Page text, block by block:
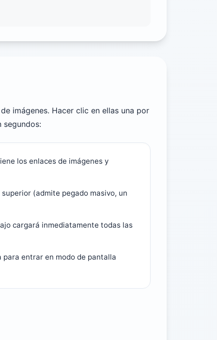
imágenes. Hacer clic en ellas una por
segundos:
los enlaces de imágenes y
(admite pegado masivo, un
cargará inmediatamente todas las
entrar en modo de pantalla